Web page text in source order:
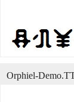
Orphiel-